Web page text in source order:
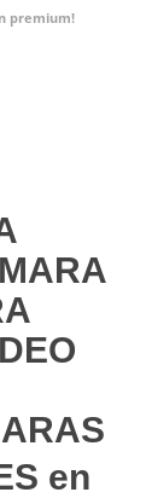
premium!
en